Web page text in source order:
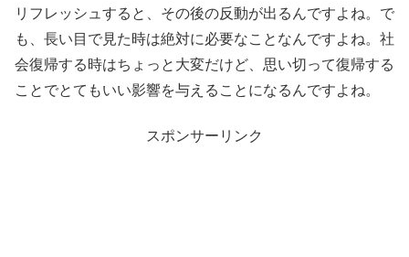
リフレッシュすると、その後の反動が出るんですよね。で
も、長い目で見た時は絶対に必要なことなんですよね。社
会復帰する時はちょっと大変だけど、思い切って復帰する
ことでとてもいい影響を与えることになるんですよね。
スポンサーリンク